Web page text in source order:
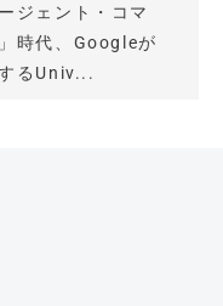
ージェント・コマ
時代、Googleが
るUniv...